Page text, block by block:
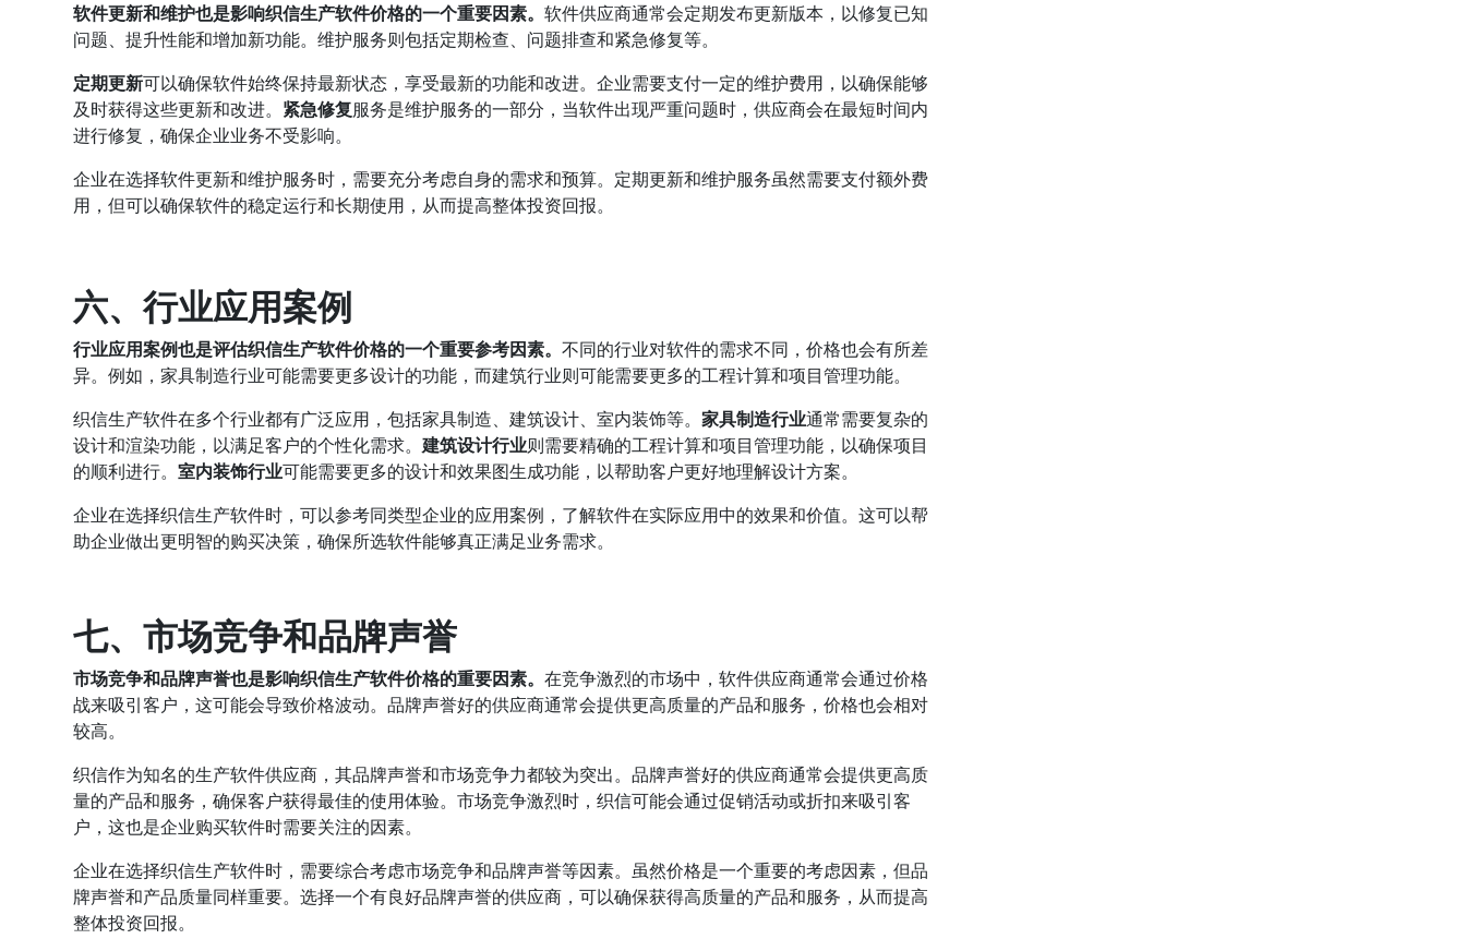
软件更新和维护也是影响织信生产软件价格的一个重要因素。软件供应商通常会定期发布更新版本，以修复已知
问题、提升性能和增加新功能。维护服务则包括定期检查、问题排查和紧急修复等。
定期更新可以确保软件始终保持最新状态，享受最新的功能和改进。企业需要支付一定的维护费用，以确保能够
及时获得这些更新和改进。 紧急修复服务是维护服务的一部分，当软件出现严重问题时，供应商会在最短时间内
进行修复，确保企业业务不受影响。
企业在选择软件更新和维护服务时，需要充分考虑自身的需求和预算。定期更新和维护服务虽然需要支付额外费
用，但可以确保软件的稳定运行和长期使用，从而提高整体投资回报。
六、行业应用案例
行业应用案例也是评估织信生产软件价格的一个重要参考因素。不同的行业对软件的需求不同，价格也会有所差
异。例如，家具制造行业可能需要更多设计的功能，而建筑行业则可能需要更多的工程计算和项目管理功能。
织信生产软件在多个行业都有广泛应用，包括家具制造、建筑设计、室内装饰等。家具制造行业通常需要复杂的
设计和渲染功能，以满足客户的个性化需求。建筑设计行业则需要精确的工程计算和项目管理功能，以确保项目
的顺利进行。室内装饰行业可能需要更多的设计和效果图生成功能，以帮助客户更好地理解设计方案。
企业在选择织信生产软件时，可以参考同类型企业的应用案例，了解软件在实际应用中的效果和价值。这可以帮
助企业做出更明智的购买决策，确保所选软件能够真正满足业务需求。
七、市场竞争和品牌声誉
市场竞争和品牌声誉也是影响织信生产软件价格的重要因素。在竞争激烈的市场中，软件供应商通常会通过价格
战来吸引客户，这可能会导致价格波动。品牌声誉好的供应商通常会提供更高质量的产品和服务，价格也会相对
较高。
织信作为知名的生产软件供应商，其品牌声誉和市场竞争力都较为突出。品牌声誉好的供应商通常会提供更高质
量的产品和服务，确保客户获得最佳的使用体验。市场竞争激烈时，织信可能会通过促销活动或折扣来吸引客
户，这也是企业购买软件时需要关注的因素。
企业在选择织信生产软件时，需要综合考虑市场竞争和品牌声誉等因素。虽然价格是一个重要的考虑因素，但品
牌声誉和产品质量同样重要。选择一个有良好品牌声誉的供应商，可以确保获得高质量的产品和服务，从而提高
整体投资回报。